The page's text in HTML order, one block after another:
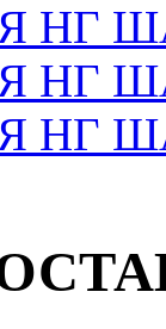
НГ
НГ